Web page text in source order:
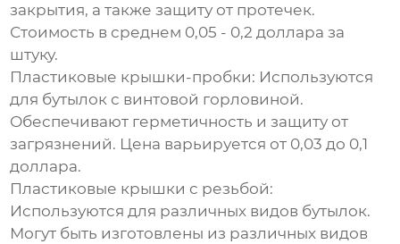
закрытия, а также защиту от протечек.
Стоимость в среднем 0,05 - 0,2 доллара за
штуку.
Пластиковые крышки-пробки: Используются
для бутылок с винтовой горловиной.
Обеспечивают герметичность и защиту от
загрязнений. Цена варьируется от 0,03 до 0,1
доллара.
Пластиковые крышки с резьбой:
Используются для различных видов бутылок.
Могут быть изготовлены из различных видов